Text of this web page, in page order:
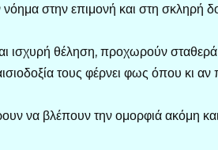
νόημα στην επιμονή και στη σκληρή
ισχυρή θέληση, προχωρούν
τους φέρνει φως όπου κι αν
να βλέπουν την ομορφιά ακόμη